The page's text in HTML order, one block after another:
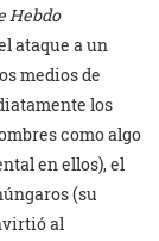
Hebdo
ataque a un
medios de
los
como algo
en ellos), el
(su
al